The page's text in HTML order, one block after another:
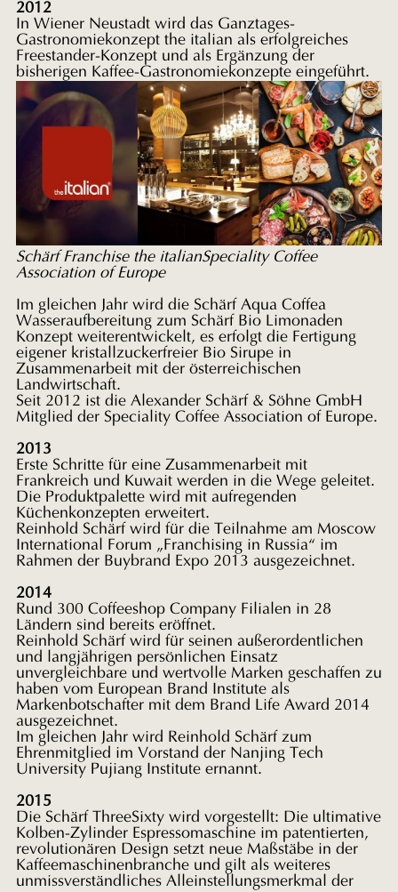
2012
In Wiener Neustadt wird das Ganztages-
Gastronomiekonzept the italian als erfolgreiches
Freestander-Konzept und als Ergänzung der
bisherigen Kaffee-Gastronomiekonzepte eingeführt.
Schärf Franchise the italianSpeciality Coffee
Association of Europe
Im gleichen Jahr wird die Schärf Aqua Coffea
Wasseraufbereitung zum Schärf Bio Limonaden
Konzept weiterentwickelt, es erfolgt die Fertigung
eigener kristallzuckerfreier Bio Sirupe in
Zusammenarbeit mit der österreichischen
Landwirtschaft.
Seit 2012 ist die Alexander Schärf & Söhne GmbH
Mitglied der Speciality Coffee Association of Europe.
2013
Erste Schritte für eine Zusammenarbeit mit
Frankreich und Kuwait werden in die Wege geleitet.
Die Produktpalette wird mit aufregenden
Küchenkonzepten erweitert.
Reinhold Schärf wird für die Teilnahme am Moscow
International Forum „Franchising in Russia“ im
Rahmen der Buybrand Expo 2013 ausgezeichnet.
2014
Rund 300 Coffeeshop Company Filialen in 28
Ländern sind bereits eröffnet.
Reinhold Schärf wird für seinen außerordentlichen
und langjährigen persönlichen Einsatz
unvergleichbare und wertvolle Marken geschaffen zu
haben vom European Brand Institute als
Markenbotschafter mit dem Brand Life Award 2014
ausgezeichnet.
Im gleichen Jahr wird Reinhold Schärf zum
Ehrenmitglied im Vorstand der Nanjing Tech
University Pujiang Institute ernannt.
2015
Die Schärf ThreeSixty wird vorgestellt: Die ultimative
Kolben-Zylinder Espressomaschine im patentierten,
revolutionären Design setzt neue Maßstäbe in der
Kaffeemaschinenbranche und gilt als weiteres
unmissverständliches Alleinstellungsmerkmal der